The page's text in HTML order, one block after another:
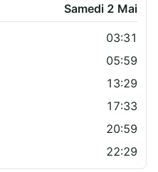
Samedi 2 Mai
03:31
05:59
13:29
17:33
20:59
22:29